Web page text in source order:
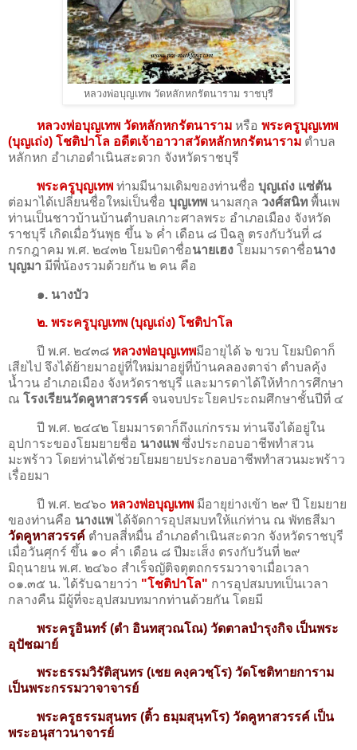
หลวงพ่อบุญเทพ วัดหลักหกรัตนาราม ราชบุรี
หลวงพ่อบุญเทพ วัดหลักหกรัตนาราม หรือ พระครูบุญเทพ
(บุญเถ่ง) โชติปาโล อดีตเจ้าอาวาสวัดหลักหกรัตนาราม ตำบล
หลักหก อำเภอดำเนินสะดวก จังหวัดราชบุรี
พระครูบุญเทพ ท่ามมีนามเดิมของท่านชื่อ บุญเถ่ง แซ่ตัน
ต่อมาได้เปลี่ยนชื่อใหม่เป็นชื่อ บุญเทพ นามสกุล วงศ์สนิท พื้นเพ
ท่านเป็นชาวบ้านบ้านตำบลเกาะศาลพระ อำเภอเมือง จังหวัด
ราชบุรี เกิดเมื่อวันพุธ ขึ้น ๖ ค่ำ เดือน ๘ ปีฉลู ตรงกับวันที่ ๘
กรกฎาคม พ.ศ. ๒๔๓๒ โยมบิดาชื่อนายเฮง โยมมารดาชื่อนาง
บุญมา มีพี่น้องรวมด้วยกัน ๒ คน คือ
๑. นางบัว
๒. พระครูบุญเทพ (บุญเถ่ง) โชติปาโล
ปี พ.ศ. ๒๔๓๘ หลวงพ่อบุญเทพมีอายุได้ ๖ ขวบ โยมบิดาก็
เสียไป จึงได้ย้ายมาอยู่ที่ใหม่มาอยู่ที่บ้านคลองตาจ่า ตำบลคุ้ง
น้ำวน อำเภอเมือง จังหวัดราชบุรี และมารดาได้ให้ทําการศึกษา
ณ โรงเรียนวัดคูหาสวรรค์ จนจบประโยคประถมศึกษาชั้นปีที่ ๔
ปี พ.ศ. ๒๔๔๒ โยมมารดาก็ถึงแก่กรรม ท่านจึงได้อยู่ใน
อุปการะของโยมยายชื่อ นางแพ ซึ่งประกอบอาชีพทําสวน
มะพร้าว โดยท่านได้ช่วยโยมยายประกอบอาชีพทำสวนมะพร้าว
เรื่อยมา
ปี พ.ศ. ๒๔๖๐ หลวงพ่อบุญเทพ มีอายุย่างเข้า ๒๙ ปี โยมยาย
ของท่านคือ นางแพได้จัดการอุปสมบทให้แก่ท่าน ณ พัทธสีมา
วัดคูหาสวรรค์ ตำบลสี่หมื่น อำเภอดำเนินสะดวก จังหวัดราชบุรี
เมื่อวันศุกร์ ขึ้น ๑๐ ค่ำ เดือน ๘ ปีมะเส็ง ตรงกับวันที่ ๒๙
มิถุนายน พ.ศ. ๒๔๖๐ สําเร็จญัติจตุตถกรรมวาจาเมื่อเวลา
๐๑.๓๕ น. ได้รับฉายาว่า "โชติปาโล" การอุปสมบทเป็นเวลา
กลางคืน มีผู้ที่จะอุปสมบทมากท่านด้วยกัน โดยมี
พระครูอินทร์ (ดำ อินทสุวณโณ) วัดตาลบํารุงกิจ เป็นพระ
อุปัชฌาย์
พระธรรมวิรัติสุนทร (เชย คงฺควชฺโร) วัดโชติทายการาม
เป็นพระกรรมวาจาจารย์
พระครูธรรมสุนทร (ติ้ว ธมฺมสุนฺทโร) วัดคูหาสวรรค์ เป็น
พระอนุสาวนาจารย์